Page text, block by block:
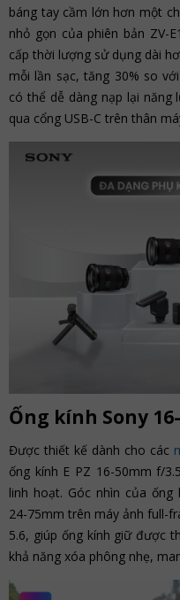
báng tay cầm lớn hơn một
nhỏ gọn của phiên bản ZV-
cấp thời lượng sử dụng dài
mỗi lần sạc, tăng 30% so
có thể dễ dàng nạp lại năng
qua cổng USB-C trên thân
Ống kính Sony
Được thiết kế dành cho các
ống kính E PZ 16-50mm f/
linh hoạt. Góc nhìn của
24-75mm trên máy ảnh full-
5.6, giúp ống kính giữ được
khả năng xóa phông nhẹ,